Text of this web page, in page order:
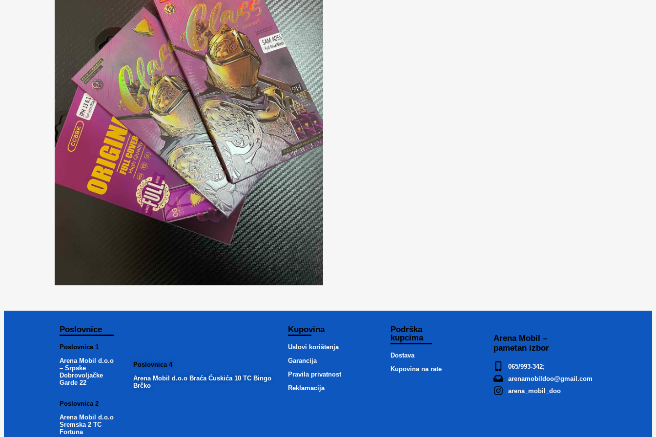
Poslovnice
Poslovnica 1
Arena Mobil d.o.o
– Srpske
Dobrovoljačke
Garde 22
Poslovnica 2
Arena Mobil d.o.o
Sremska 2 TC
Fortuna
Poslovnica 4
Arena Mobil d.o.o Braća Ćuskića 10 TC Bingo
Brčko
Kupovina
Uslovi korištenja
Garancija
Pravila privatnost
Reklamacija
Podrška
kupcima
Dostava
Kupovina na rate
Arena Mobil –
pametan izbor
065/993-342;
arenamobildoo@gmail.com
arena_mobil_doo